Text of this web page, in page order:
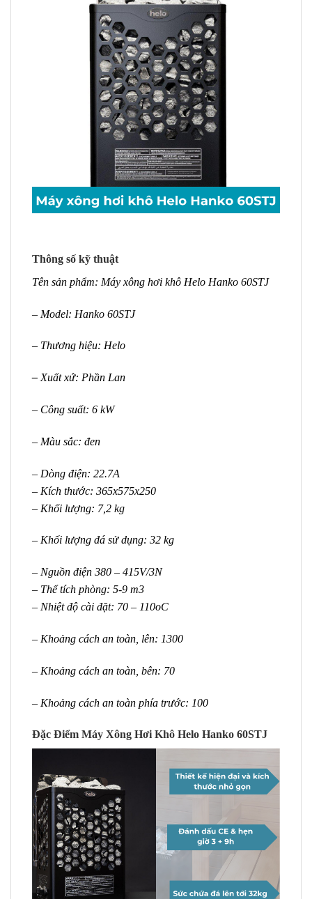
Thông số kỹ thuật
Tên sản phẩm: Máy xông hơi khô Helo Hanko 60STJ
– Model: Hanko 60STJ
– Thương hiệu: Helo
– Xuất xứ: Phần Lan
– Công suất: 6 kW
– Màu sắc: đen
– Dòng điện: 22.7A
– Kích thước: 365x575x250
– Khối lượng: 7,2 kg
– Khối lượng đá sử dụng: 32 kg
– Nguồn điện 380 – 415V/3N
– Thể tích phòng: 5-9 m3
– Nhiệt độ cài đặt: 70 – 110oC
– Khoảng cách an toàn, lên: 1300
– Khoảng cách an toàn, bên: 70
– Khoảng cách an toàn phía trước: 100
Đặc Điểm Máy Xông Hơi Khô Helo Hanko 60STJ